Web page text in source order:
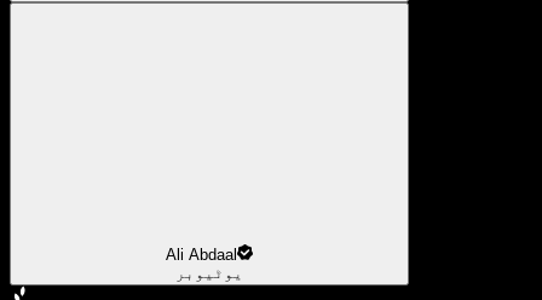
Ali Abdaal
یوٹیوبر